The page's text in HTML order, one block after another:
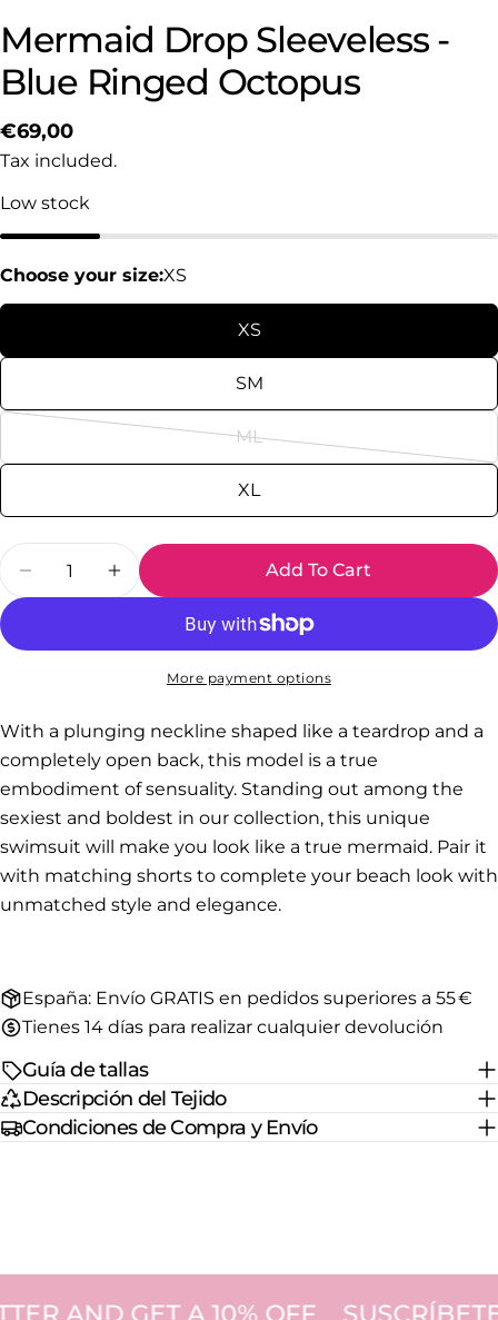
Mermaid Drop Sleeveless -
Blue Ringed Octopus
Regular
price
€69,00
Tax included.
Low stock
Choose your size:XS
XS
SM
ML
Variant
sold
unavailable
XL
Decrease Quantity For Mermaid Drop
Increase Quantity For Mermaid Drop
Add To Cart
More payment options
With a plunging neckline shaped like a teardrop and a
completely open back, this model is a true
embodiment of sensuality. Standing out among the
sexiest and boldest in our collection, this unique
swimsuit will make you look like a true mermaid. Pair it
with matching shorts to complete your beach look with
unmatched style and elegance.
España: Envío GRATIS en pedidos superiores a 55 €
Tienes 14 días para realizar cualquier devolución
Guía de tallas
Descripción del Tejido
Condiciones de Compra y Envío
AND GET A 10% OFF SUSCRÍBETE A